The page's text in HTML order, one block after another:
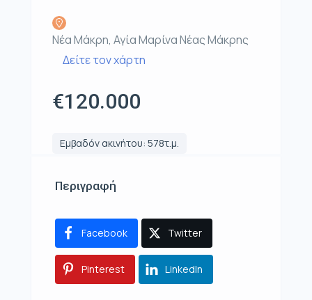
Νέα Μάκρη, Αγία Μαρίνα Νέας Μάκρης
Δείτε τον χάρτη
€120.000
Εμβαδόν ακινήτου: 578τ.μ.
Περιγραφή
Facebook Twitter
Pinterest LinkedIn